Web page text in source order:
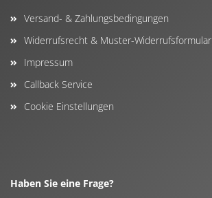
Versand- & Zahlungsbedingungen
Widerrufsrecht & Muster-Widerrufsformular
Impressum
Callback Service
Cookie Einstellungen
Haben Sie eine Frage?